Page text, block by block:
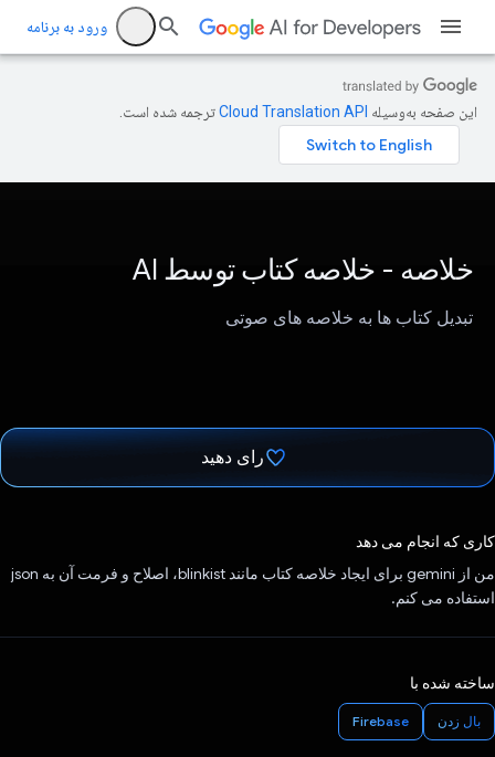
ورود به برنامه
این صفحه به‌وسیله ترجمه شده است.
خلاصه - خلاصه کتاب توسط AI
تبدیل کتاب ها به خلاصه های صوتی
رای دهید
کاری که انجام می دهد
من از gemini برای ایجاد خلاصه کتاب مانند blinkist، اصلاح و فرمت آن به json
استفاده می کنم.
ساخته شده با
بال زدن Firebase